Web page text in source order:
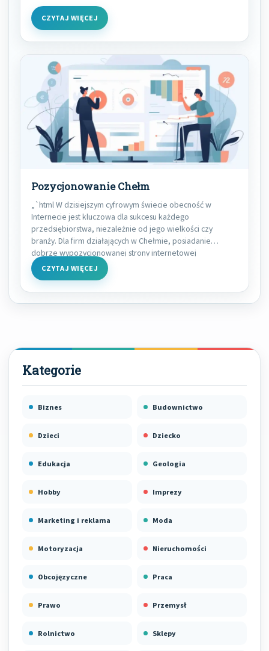
CZYTAJ WIĘCEJ
Pozycjonowanie Chełm
„`html W dzisiejszym cyfrowym świecie obecność w
Internecie jest kluczowa dla sukcesu każdego
przedsiębiorstwa, niezależnie od jego wielkości czy
branży. Dla firm działających w Chełmie, posiadanie
dobrze wypozycjonowanej strony internetowej
CZYTAJ WIĘCEJ
Biznes Budownictwo
Dzieci Dziecko
Edukacja Geologia
Hobby Imprezy
Marketing i reklama Moda
Motoryzacja Nieruchomości
Obcojęzyczne Praca
Prawo Przemysł
Rolnictwo Sklepy